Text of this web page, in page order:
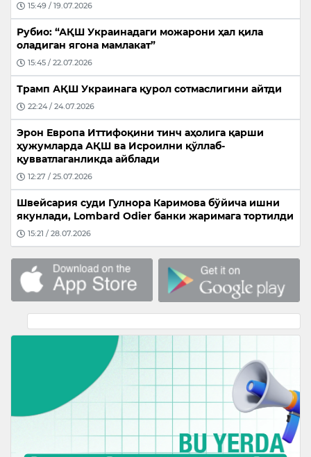
15:49 / 19.07.2026
Рубио: “АҚШ Украинадаги можарони ҳал қила
оладиган ягона мамлакат”
15:45 / 22.07.2026
Трамп АҚШ Украинага қурол сотмаслигини айтди
22:24 / 24.07.2026
Эрон Европа Иттифоқини тинч аҳолига қарши
ҳужумларда АҚШ ва Исроилни қўллаб-
қувватлаганликда айблади
12:27 / 25.07.2026
Швейсария суди Гулнора Каримова бўйича ишни
якунлади, Lombard Odier банки жаримага тортилди
15:21 / 28.07.2026